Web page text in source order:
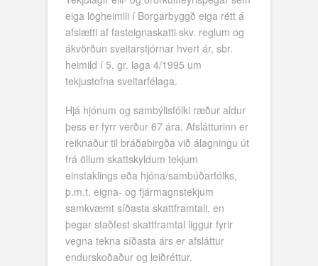
eiga lögheimili í Borgarbyggð eiga rétt á
afslætti af fasteignaskatti skv. reglum og
ákvörðun sveitarstjórnar hvert ár, sbr.
heimild í 5. gr. laga 4/1995 um
tekjustofna sveitarfélaga.
Hjá hjónum og sambýlisfólki ræður aldur
þess er fyrr verður 67 ára. Afslátturinn er
reiknaður til bráðabirgða við álagningu út
frá öllum skattskyldum tekjum
einstaklings eða hjóna/sambúðarfólks,
þ.m.t. eigna- og fjármagnstekjum
samkvæmt síðasta skattframtali, en
þegar staðfest skattframtal liggur fyrir
vegna tekna síðasta árs er afsláttur
endurskoðaður og leiðréttur.